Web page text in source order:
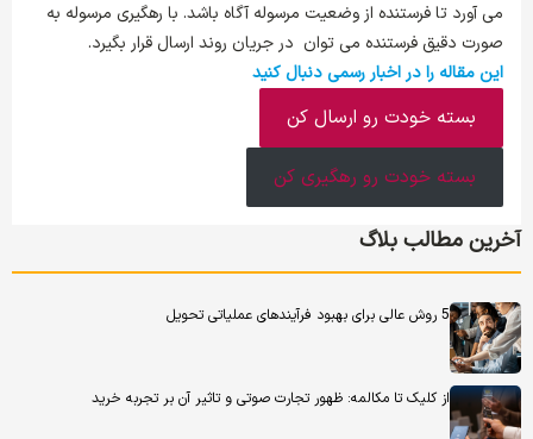
می آورد تا فرستنده از وضعیت مرسوله آگاه باشد. با رهگیری مرسوله به
صورت دقیق فرستنده می توان در جریان روند ارسال قرار بگیرد.
این مقاله را در اخبار رسمی دنبال کنید
بسته خودت رو ارسال کن
بسته خودت رو رهگیری کن
آخرین مطالب بلاگ
5 روش عالی برای بهبود فرآیندهای عملیاتی تحویل
از کلیک تا مکالمه: ظهور تجارت صوتی و تاثیر آن بر تجربه خرید